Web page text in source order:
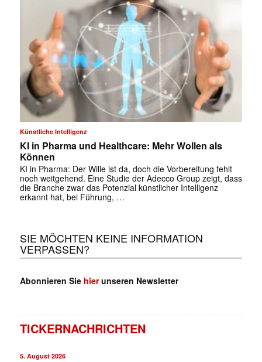
Künstliche Intelligenz
KI in Pharma und Healthcare: Mehr Wollen als
Können
KI in Pharma: Der Wille ist da, doch die Vorbereitung fehlt
noch weitgehend. Eine Studie der Adecco Group zeigt, dass
die Branche zwar das Potenzial künstlicher Intelligenz
erkannt hat, bei Führung, …
SIE MÖCHTEN KEINE INFORMATION
VERPASSEN?
Abonnieren Sie hierunseren Newsletter
TICKERNACHRICHTEN
5. August 2026